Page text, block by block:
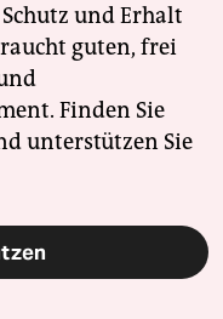
und Erhalt
guten, frei
Finden Sie
unterstützen Sie